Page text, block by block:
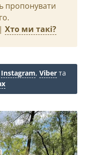
пропонувати
| Хто ми такі?
Instagram, Viber та